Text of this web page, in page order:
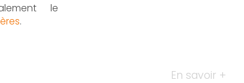
le
.
En savoir +